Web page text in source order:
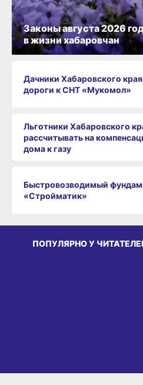
Дачники Хабаровского
дороги к СНТ «Мукомол»
Льготники Хабаровского
рассчитывать на
дома к газу
Быстровозводимый
«Стройматик»
Законы августа 2026
в жизни хабаровчан
ПОПУЛЯРНО У